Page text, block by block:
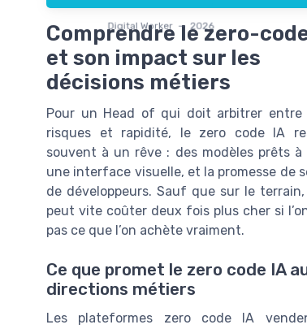
Digital Worker — 2026
Comprendre le zero-
et son impact sur les
décisions métiers
Pour un Head of qui doit arbitrer entre
risques et rapidité, le zero code IA
souvent à un rêve : des modèles prêts à
une interface visuelle, et la promesse de
de développeurs. Sauf que sur le
peut vite coûter deux fois plus cher si
pas ce que l’on achète vraiment.
Ce que promet le zero code IA
directions métiers
Les plateformes zero code IA